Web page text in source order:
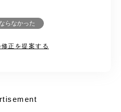
らなかった
正を提案する